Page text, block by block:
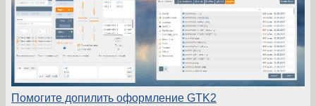
Помогите допилить оформление GTK2